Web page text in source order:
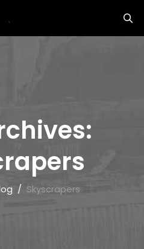
.
/ Skyscrapers